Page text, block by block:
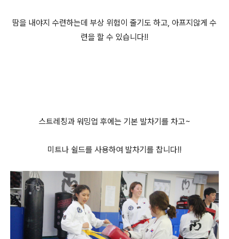
땀을 내야지 수련하는데 부상 위험이 줄기도 하고, 아프지않게 수
련을 할 수 있습니다!!
스트레칭과 워밍업 후에는 기본 발차기를 차고~
미트나 쉴드를 사용하여 발차기를 찹니다!!